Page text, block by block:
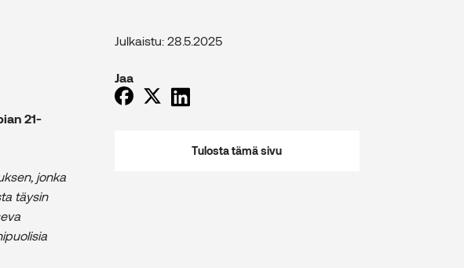
21-
jonka
täysin
Julkaistu: 28.5.2025
Jaa
Tulosta tämä sivu